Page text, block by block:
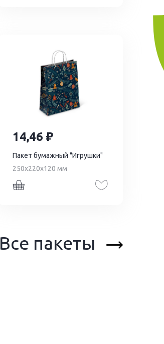
14,46
Пакет бумажный "Игрушки"
250х220х120 мм
Все пакеты